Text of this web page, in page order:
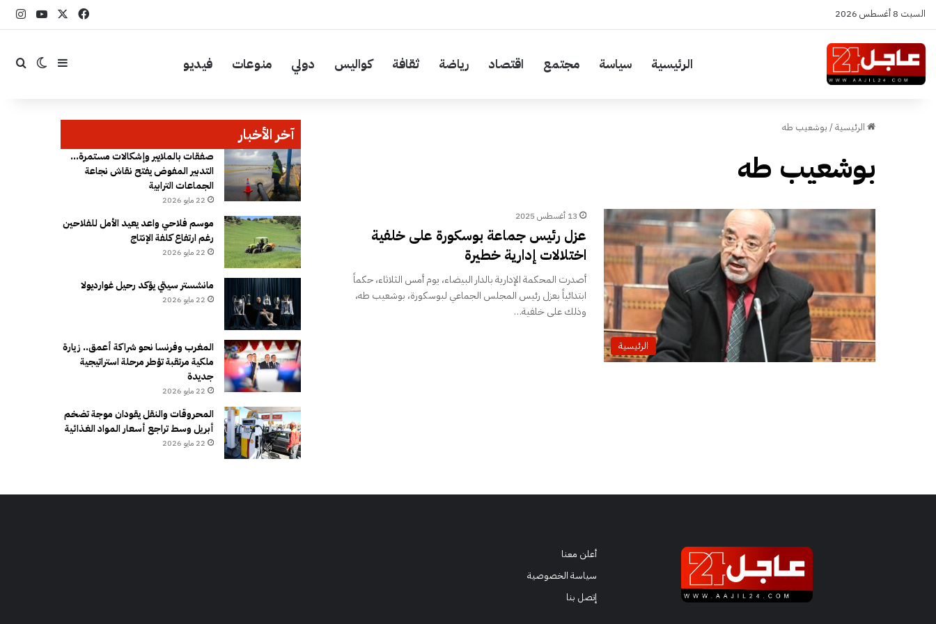
السبت 8 أغسطس 2026 فيسبوك
الرئيسية سياسة مجتمع اقتصاد رياضة ثقافة كواليس دولي منوعات فيديو إضافة عمود
الوضع
الرئيسية/ بوشعيب طه
بوشعيب طه
الرئيسية
13 أغسطس 2025
عزل رئيس جماعة بوسكورة على خلفية
اختلالات إدارية خطيرة
أصدرت المحكمة الإدارية بالدار البيضاء، يوم أمس الثلاثاء، حكماً
ابتدائياً بعزل رئيس المجلس الجماعي لبوسكورة، بوشعيب طه،
وذلك على خلفية…
آخر الأخبار
صفقات بالملايير وإشكالات مستمرة…
التدبير المفوض يفتح نقاش نجاعة
الجماعات الترابية
22 مايو 2026
موسم فلاحي واعد يعيد الأمل للفلاحين
رغم ارتفاع كلفة الإنتاج
22 مايو 2026
مانشستر سيتي يؤكد رحيل غوارديولا
22 مايو 2026
المغرب وفرنسا نحو شراكة أعمق.. زيارة
ملكية مرتقبة تؤطر مرحلة استراتيجية
جديدة
22 مايو 2026
المحروقات والنقل يقودان موجة تضخم
أبريل وسط تراجع أسعار المواد الغذائية
22 مايو 2026
أعلن معنا
سياسة الخصوصية
إتصل بنا